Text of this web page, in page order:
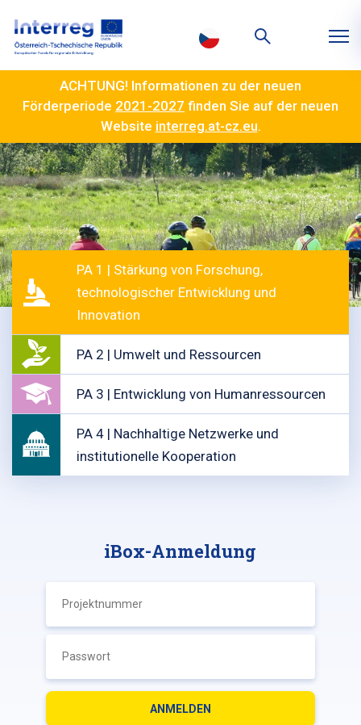
ACHTUNG! Informationen zu der neuen
Förderperiode 2021-2027 finden Sie auf der neuen
Website interreg.at-cz.eu.
PA 1 | Stärkung von Forschung,
technologischer Entwicklung und
Innovation
PA 2 | Umwelt und Ressourcen
PA 3 | Entwicklung von Humanressourcen
PA 4 | Nachhaltige Netzwerke und
institutionelle Kooperation
iBox-Anmeldung